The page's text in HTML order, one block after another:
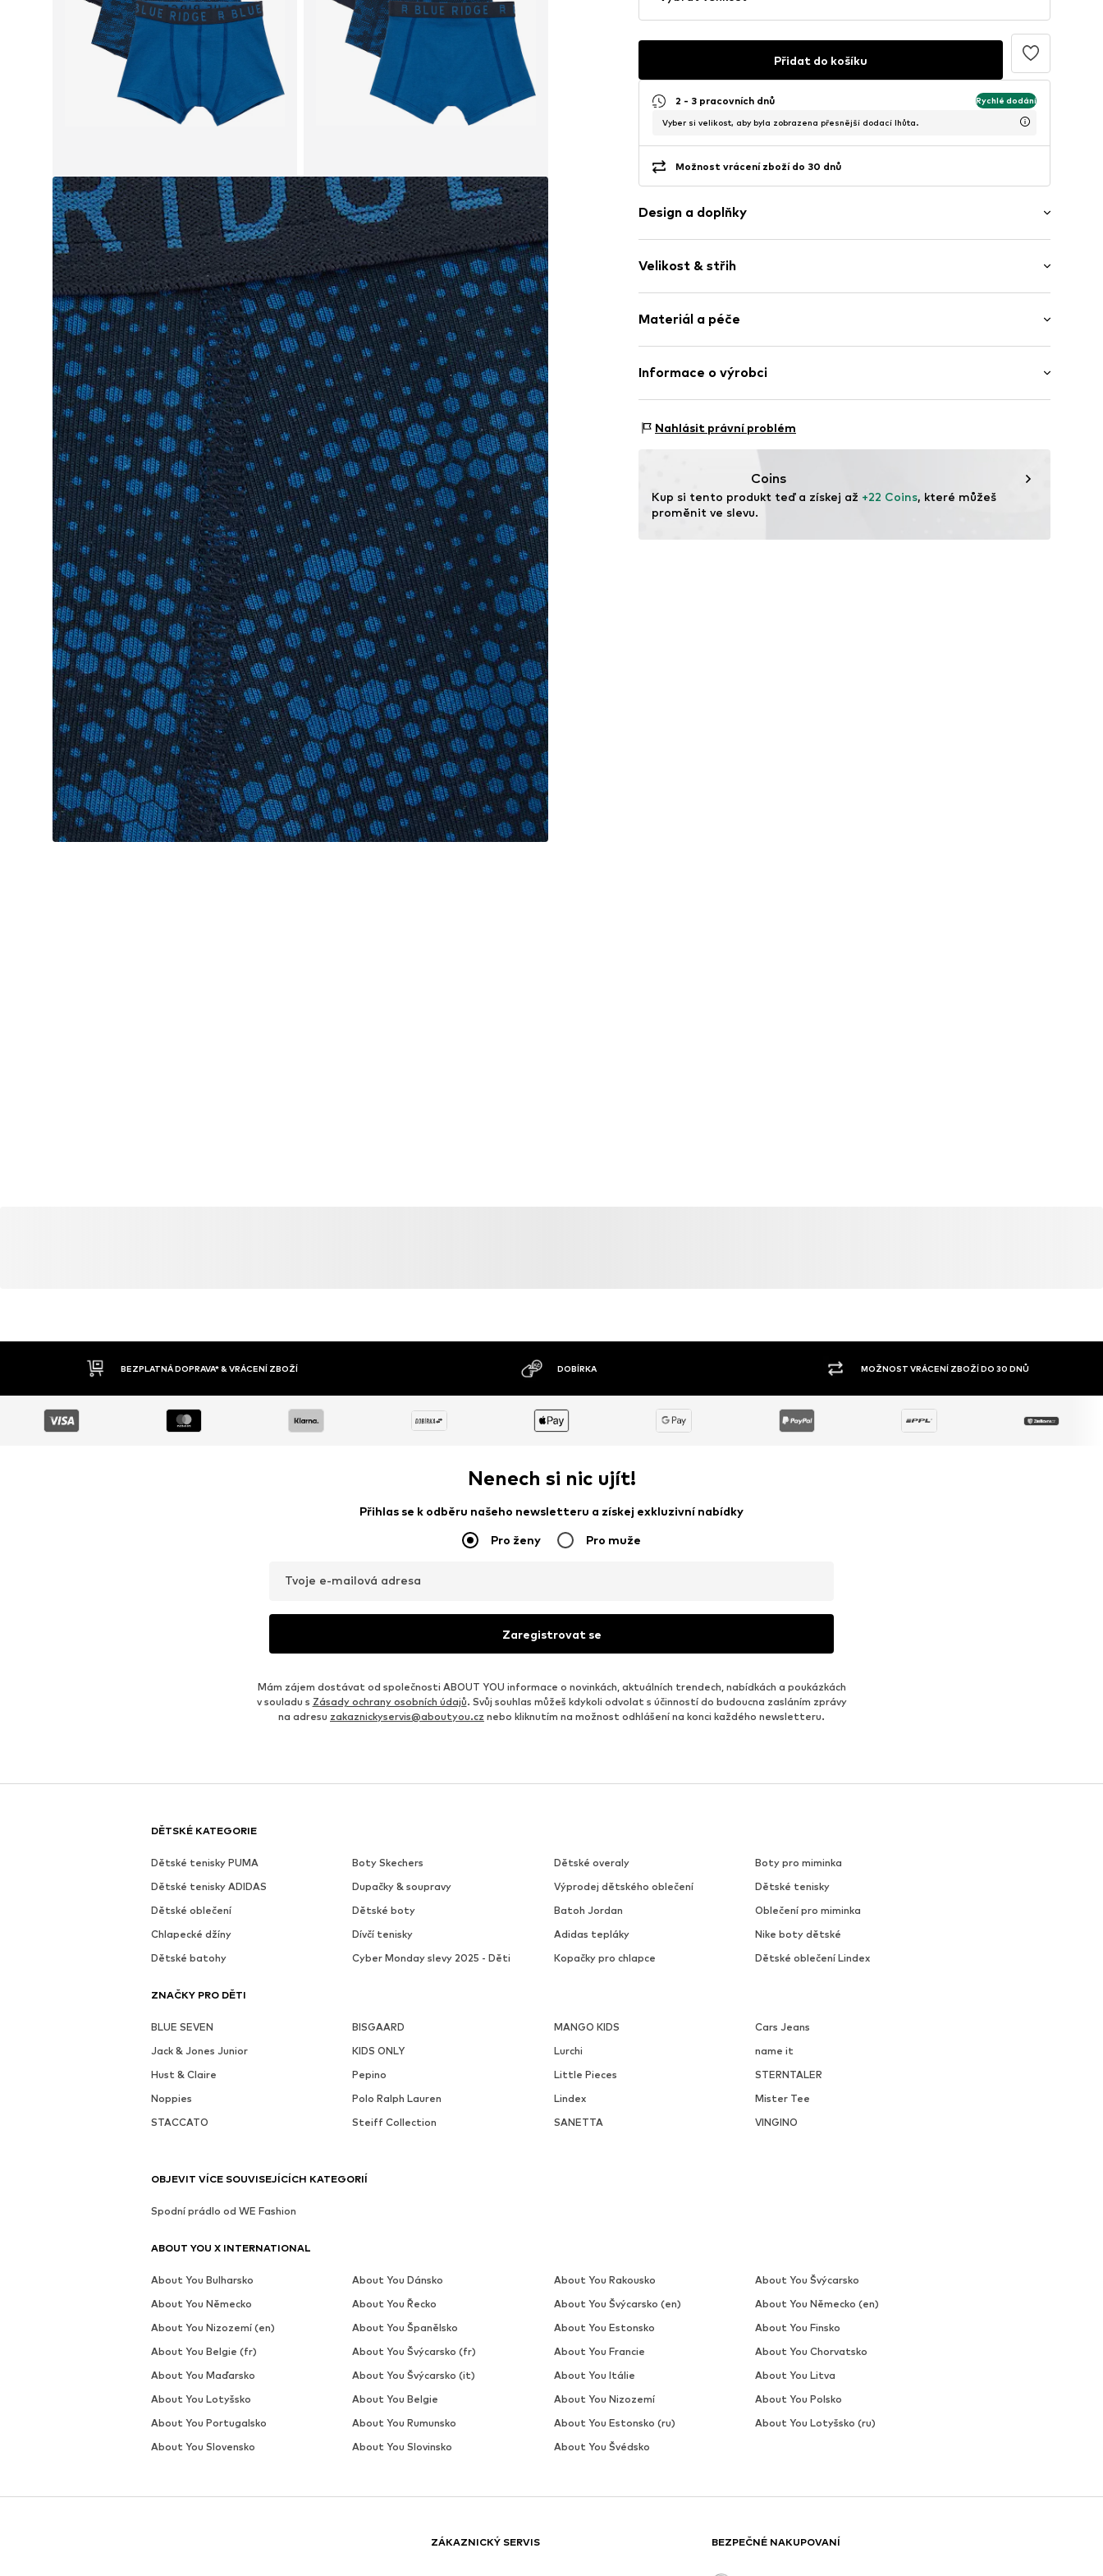
Přidat do košíku
2 - 3 pracovních dnů Rychlé dodání
Vyber si velikost, aby byla zobrazena přesnější dodací lhůta.
Možnost vrácení zboží do 30 dnů
Design a doplňky
Velikost & střih
Materiál a péče
Vrchní materiál: 95% Bavlna, 5% Elastan
Informace o výrobci
Reactorweg 101
wecustomerservice@wefashion.com
Nahlásit právní problém
Coins
Kup si tento produkt teď a získej až +22 Coins, které můžeš
proměnit ve slevu.
BEZPLATNÁ DOPRAVA* & VRÁCENÍ ZBOŽÍ DOBÍRKA MOŽNOST VRÁCENÍ ZBOŽÍ DO 30 DNŮ
Nenech si nic ujít!
Přihlas se k odběru našeho newsletteru a získej exkluzivní nabídky
Pro ženy Pro muže
Tvoje e-mailová adresa
Zaregistrovat se
Mám zájem dostávat od společnosti ABOUT YOU informace o novinkách, aktuálních trendech, nabídkách a poukázkách
v souladu s Zásady ochrany osobních údajů. Svůj souhlas můžeš kdykoli odvolat s účinností do budoucna zasláním zprávy
na adresu zakaznickyservis@aboutyou.cz nebo kliknutím na možnost odhlášení na konci každého newsletteru.
DĚTSKÉ KATEGORIE
Dětské tenisky PUMA Boty Skechers Dětské overaly
Boty pro miminka
Dětské tenisky ADIDAS
Dupačky & soupravy Výprodej dětského oblečení
Dětské tenisky
Dětské oblečení
Dětské boty Batoh Jordan
Oblečení pro miminka
Chlapecké džíny
Dívčí tenisky Adidas tepláky
Nike boty dětské
Dětské batohy
Cyber Monday slevy 2025 - Děti Kopačky pro chlapce Dětské oblečení Lindex
ZNAČKY PRO DĚTI
BLUE SEVEN BISGAARD MANGO KIDS
Cars Jeans
Jack & Jones Junior
KIDS ONLY Lurchi
name it
Hust & Claire
Pepino Little Pieces
STERNTALER
Noppies
Polo Ralph Lauren Lindex
Mister Tee
STACCATO
Steiff Collection SANETTA VINGINO
ZÁKAZNICKÝ SERVIS BEZPEČNÉ NAKUPOVANÍ
OBJEVIT VÍCE SOUVISEJÍCÍCH KATEGORIÍ
Spodní prádlo od WE Fashion
ABOUT YOU X INTERNATIONAL
About You Bulharsko About You Dánsko About You Rakousko
About You Švýcarsko
About You Německo
About You Řecko About You Švýcarsko (en)
About You Německo (en)
About You Nizozemí (en)
About You Španělsko About You Estonsko
About You Finsko
About You Belgie (fr)
About You Švýcarsko (fr) About You Francie
About You Chorvatsko
About You Maďarsko
About You Švýcarsko (it) About You Itálie
About You Litva
About You Lotyšsko
About You Belgie About You Nizozemí
About You Polsko
About You Portugalsko
About You Rumunsko About You Estonsko (ru)
About You Lotyšsko (ru)
About You Slovensko
About You Slovinsko About You Švédsko